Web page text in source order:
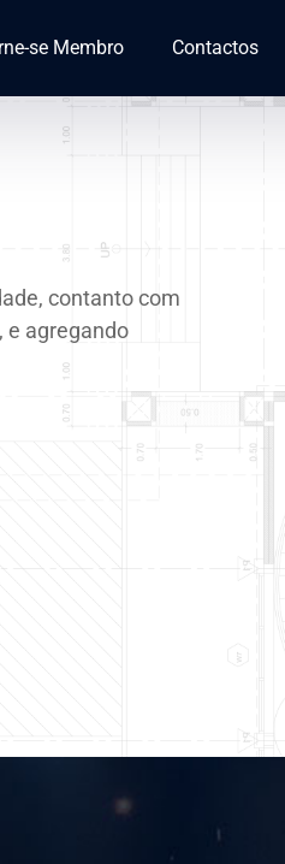
se Membro Contactos
contanto com
e agregando